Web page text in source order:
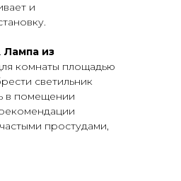
и
Лампа из
комнаты площадью
светильник
в помещении
простудами,